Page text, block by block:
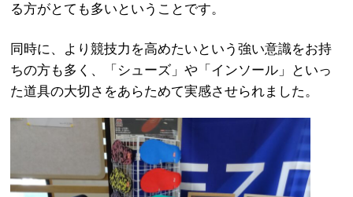
る方がとても多いということです。
同時に、より競技力を高めたいという強い意識をお持
ちの方も多く、「シューズ」や「インソール」といっ
た道具の大切さをあらためて実感させられました。